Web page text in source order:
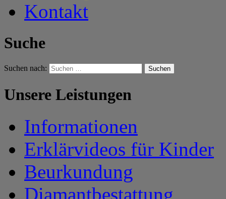
Kontakt
Suche
Suchen nach:
Unsere Leistungen
Informationen
Erklärvideos für Kinder
Beurkundung
Diamantbestattung